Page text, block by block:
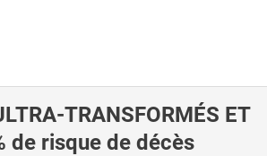
TRANSFORMÉS ET
de risque de décès